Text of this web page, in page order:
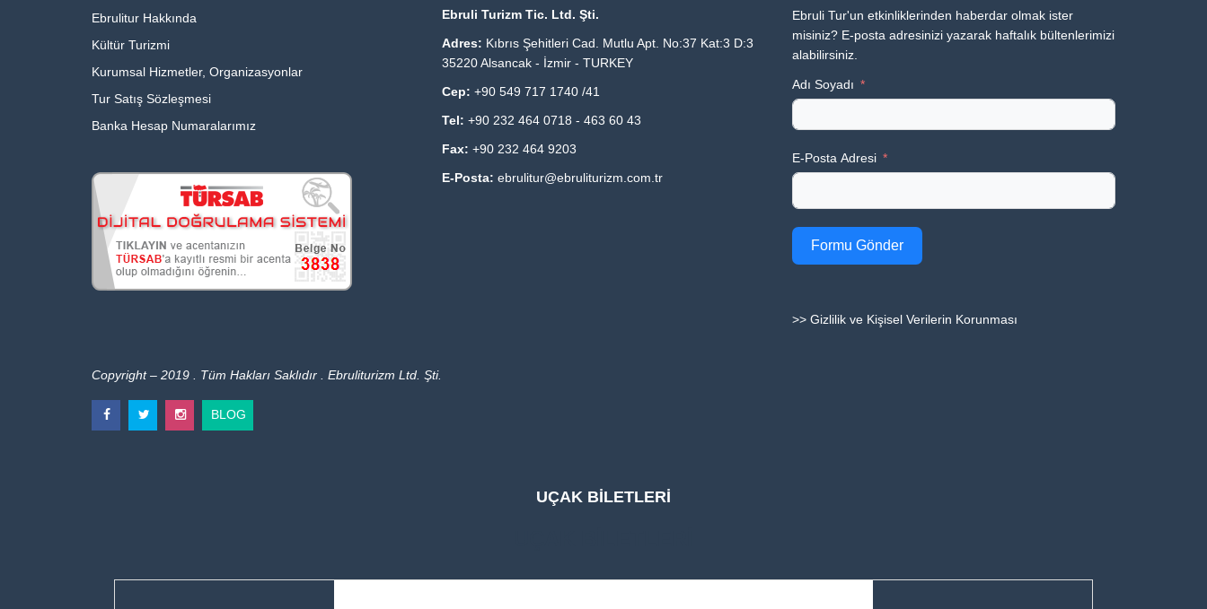
Ebrulitur Hakkında
Kültür Turizmi
Kurumsal Hizmetler, Organizasyonlar
Tur Satış Sözleşmesi
Banka Hesap Numaralarımız
Ebruli Turizm Tic. Ltd. Şti.
Adres: Kıbrıs Şehitleri Cad. Mutlu Apt. No:37 Kat:3 D:3
35220 Alsancak - İzmir - TURKEY
Cep: +90 549 717 1740 /41
Tel: +90 232 464 0718 - 463 60 43
Fax: +90 232 464 9203
E-Posta: ebrulitur@ebruliturizm.com.tr
Ebruli Tur'un etkinliklerinden haberdar olmak ister
misiniz? E-posta adresinizi yazarak haftalık bültenlerimizi
alabilirsiniz.
Adı Soyadı
E-Posta Adresi
Formu Gönder
>> Gizlilik ve Kişisel Verilerin Korunması
Copyright – 2019 . Tüm Hakları Saklıdır . Ebruliturizm Ltd. Şti.
BLOG
UÇAK BİLETLERİ